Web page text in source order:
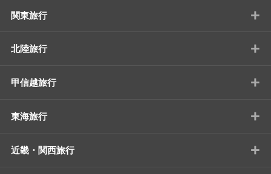
関東旅行 +
北陸旅行 +
甲信越旅行 +
東海旅行 +
近畿・関西旅行 +